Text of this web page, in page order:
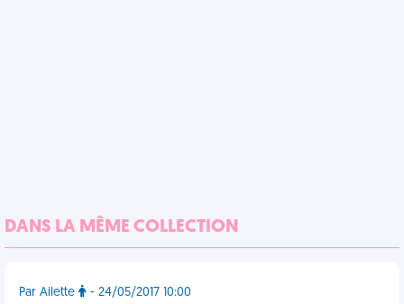
DANS LA MÊME COLLECTION
Par Ailette - 24/05/2017 10:00